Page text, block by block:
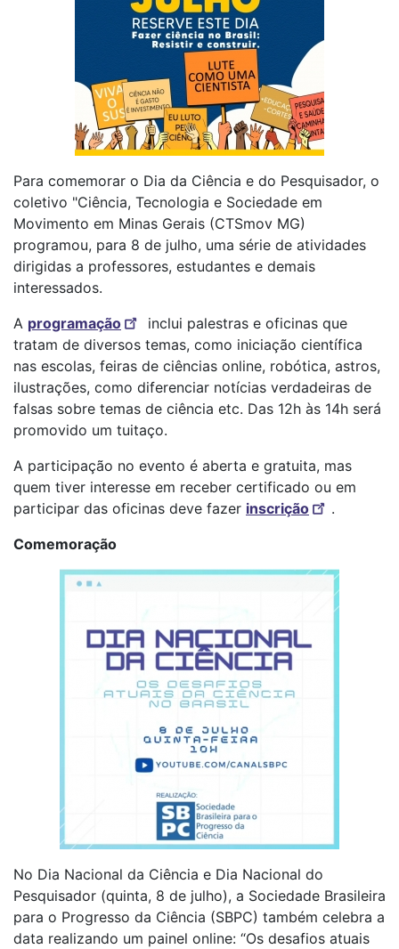
Para comemorar o Dia da Ciência e do Pesquisador, o
coletivo "Ciência, Tecnologia e Sociedade em
Movimento em Minas Gerais (CTSmov MG)
programou, para 8 de julho, uma série de atividades
dirigidas a professores, estudantes e demais
interessados.
A programação
inclui palestras e oficinas que
tratam de diversos temas, como iniciação científica
nas escolas, feiras de ciências online, robótica, astros,
ilustrações, como diferenciar notícias verdadeiras de
falsas sobre temas de ciência etc. Das 12h às 14h será
promovido um tuitaço.
A participação no evento é aberta e gratuita, mas
quem tiver interesse em receber certificado ou em
participar das oficinas deve fazer inscrição
.
Comemoração
No Dia Nacional da Ciência e Dia Nacional do
Pesquisador (quinta, 8 de julho), a Sociedade Brasileira
para o Progresso da Ciência (SBPC) também celebra a
data realizando um painel online: “Os desafios atuais